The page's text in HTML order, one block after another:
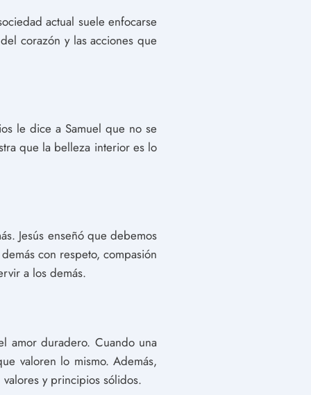
actual suele enfocarse
corazón y las acciones que
le dice a Samuel que no se
que la belleza interior es lo
Jesús enseñó que debemos
con respeto, compasión
a los demás.
amor duradero. Cuando una
valoren lo mismo. Además,
y principios sólidos.